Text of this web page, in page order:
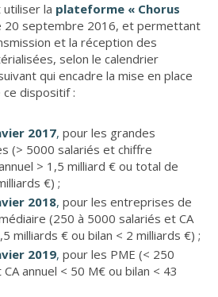
utiliser la plateforme « Chorus
20 septembre 2016, et permettant
et la réception des
selon le calendrier
qui encadre la mise en place
dispositif :
2017, pour les grandes
(> 5000 salariés et chiffre
> 1,5 milliard € ou total de
€) ;
2018, pour les entreprises de
(250 à 5000 salariés et CA
milliards € ou bilan < 2 milliards €) ;
2019, pour les PME (< 250
annuel < 50 M€ ou bilan < 43